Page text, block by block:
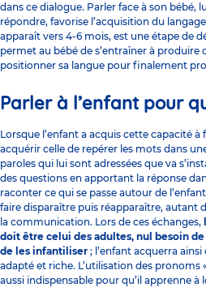
dans ce dialogue. Parler face à son bébé,
répondre, favorise l’acquisition du
apparaît vers 4-6 mois, est une étape de
permet au bébé de s’entraîner à produire
positionner sa langue pour finalement
Parler à l’enfant pour
Lorsque l’enfant a acquis cette capacité
acquérir celle de repérer les mots dans
paroles qui lui sont adressées que va
des questions en apportant la réponse
raconter ce qui se passe autour de
faire disparaître puis réapparaître, autant
la communication. Lors de ces échanges,
doit être celui des adultes, nul besoin
de les infantiliser ; l’enfant acquerra
adapté et riche. L’utilisation des pronoms
aussi indispensable pour qu’il apprenne à